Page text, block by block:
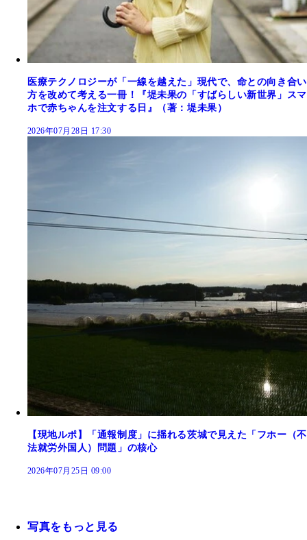
医療テクノロジーが「一線を越えた」現代で、命との向き合い
方を改めて考える一冊！『堤未果の「すばらしい新世界」スマ
ホで赤ちゃんを注文する日』（著：堤未果）
2026年07月28日 17:30
【現地ルポ】「通報制度」に揺れる茨城で見えた「フホー（不
法就労外国人）問題」の核心
2026年07月25日 09:00
写真をもっと見る